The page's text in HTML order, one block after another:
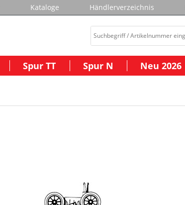
Kataloge Händlerverzeichnis
Spur TT Spur N Neu 2026